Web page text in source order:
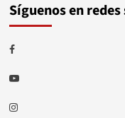
Síguenos en
Facebook
Youtube
Instagram